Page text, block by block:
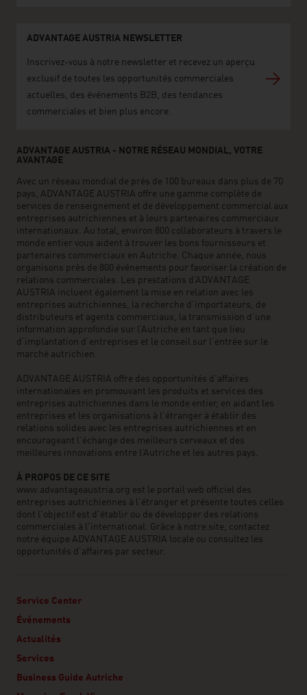
ADVANTAGE AUSTRIA NEWSLETTER
Inscrivez-vous à notre newsletter et recevez un aperçu
exclusif de toutes les opportunités commerciales
actuelles, des événements B2B, des tendances
commerciales et bien plus encore.
ADVANTAGE AUSTRIA - NOTRE RÉSEAU MONDIAL, VOTRE
AVANTAGE
Avec un réseau mondial de près de 100 bureaux dans plus de 70
pays, ADVANTAGE AUSTRIA offre une gamme complète de
services de renseignement et de développement commercial aux
entreprises autrichiennes et à leurs partenaires commerciaux
internationaux. Au total, environ 800 collaborateurs à travers le
monde entier vous aident à trouver les bons fournisseurs et
partenaires commerciaux en Autriche. Chaque année, nous
organisons près de 800 événements pour favoriser la création de
relations commerciales. Les prestations d’ADVANTAGE
AUSTRIA incluent également la mise en relation avec les
entreprises autrichiennes, la recherche d’importateurs, de
distributeurs et agents commerciaux, la transmission d’une
information approfondie sur l’Autriche en tant que lieu
d’implantation d’entreprises et le conseil sur l’entrée sur le
marché autrichien.
ADVANTAGE AUSTRIA offre des opportunités d'affaires
internationales en promouvant les produits et services des
entreprises autrichiennes dans le monde entier, en aidant les
entreprises et les organisations à l’étranger à établir des
relations solides avec les entreprises autrichiennes et en
encourageant l'échange des meilleurs cerveaux et des
meilleures innovations entre l’Autriche et les autres pays.
À PROPOS DE CE SITE
www.advantageaustria.org est le portail web officiel des
entreprises autrichiennes à l’étranger et présente toutes celles
dont l'objectif est d'établir ou de développer des relations
commerciales à l'international. Grâce à notre site, contactez
notre équipe ADVANTAGE AUSTRIA locale ou consultez les
opportunités d’affaires par secteur.
Service Center
Événements
Actualités
Services
Business Guide Autriche